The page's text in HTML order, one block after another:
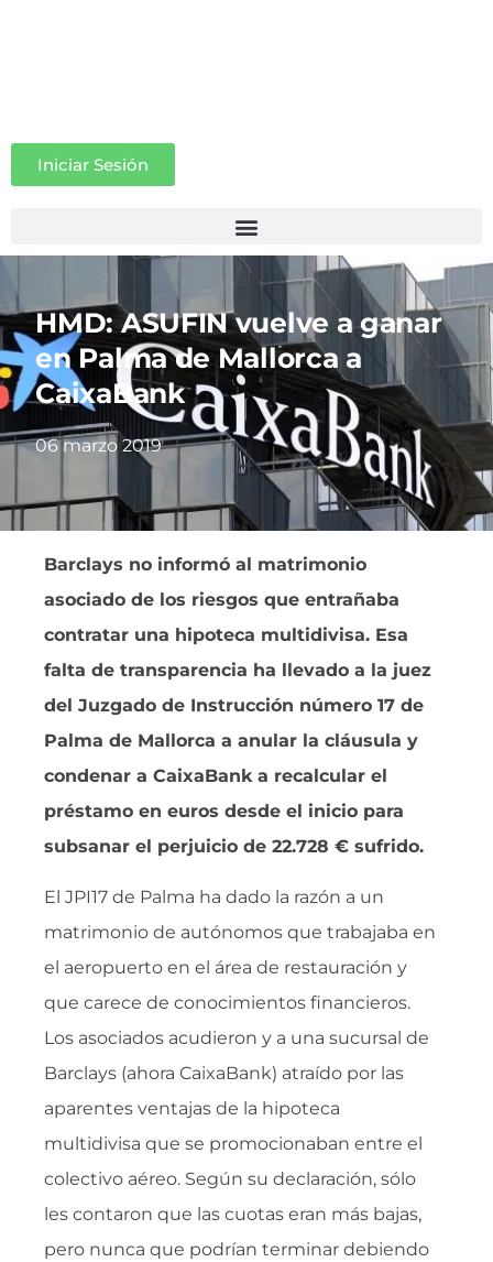
Iniciar Sesión
HMD: ASUFIN vuelve a ganar
en Palma de Mallorca a
CaixaBank
06 marzo 2019
Barclays no informó al matrimonio
asociado de los riesgos que entrañaba
contratar una hipoteca multidivisa. Esa
falta de transparencia ha llevado a la juez
del Juzgado de Instrucción número 17 de
Palma de Mallorca a anular la cláusula y
condenar a CaixaBank a recalcular el
préstamo en euros desde el inicio para
subsanar el perjuicio de 22.728 € sufrido.
El JPI17 de Palma ha dado la razón a un
matrimonio de autónomos que trabajaba en
el aeropuerto en el área de restauración y
que carece de conocimientos financieros.
Los asociados acudieron y a una sucursal de
Barclays (ahora CaixaBank) atraído por las
aparentes ventajas de la hipoteca
multidivisa que se promocionaban entre el
colectivo aéreo. Según su declaración, sólo
les contaron que las cuotas eran más bajas,
pero nunca que podrían terminar debiendo